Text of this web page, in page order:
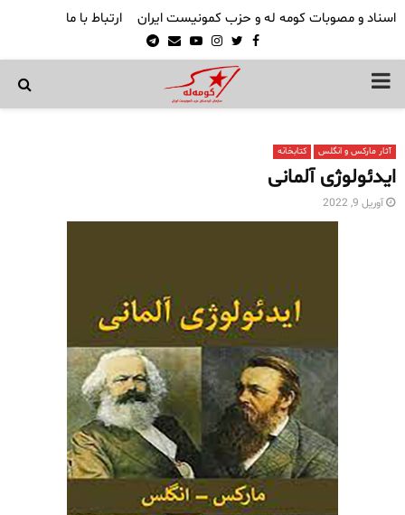
اسناد و مصوبات کومه له و حزب کمونیست ایران ارتباط با ما
Facebook
Twitter
Instagram
Youtube
Email
Telegram
PRIMARY
آثار مارکس و انگلس کتابخانە
ایدئولوژی آلمانی
آوریل 9, 2022